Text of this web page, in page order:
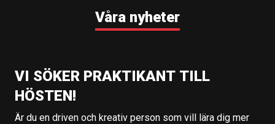
Våra nyheter
VI SÖKER PRAKTIKANT TILL
HÖSTEN!
Är du en driven och kreativ person som vill lära dig mer